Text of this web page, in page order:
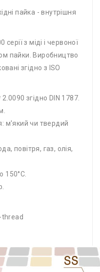
пайка - внутрішня
з міді і червоної
пайки. Виробництво
згідно з ISO
згідно DIN 1787.
м'який чи твердий
повітря, газ, олія,
150°С.
​thread